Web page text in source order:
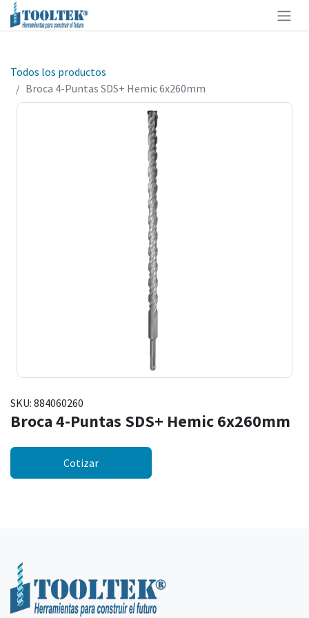
Todos los productos
Broca 4-Puntas SDS+ Hemic 6x260mm
SKU: 884060260
Broca 4-Puntas SDS+ Hemic 6x260mm
Cotizar